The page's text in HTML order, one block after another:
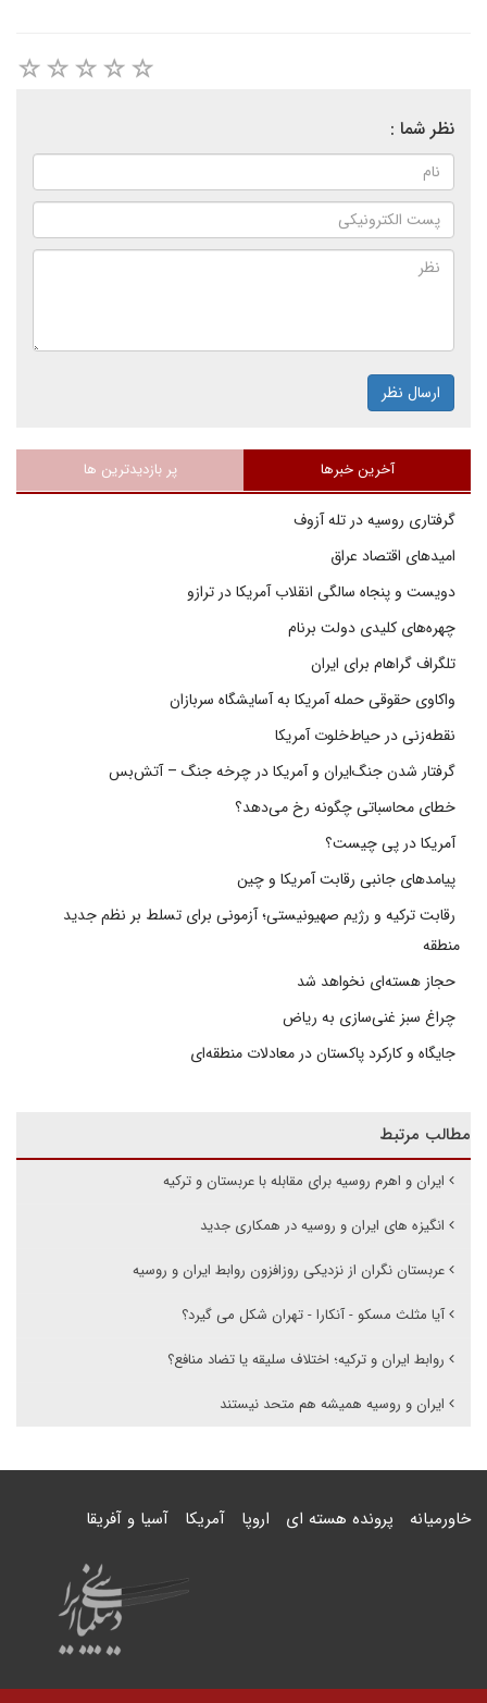
نظر شما :
ارسال نظر
آخرین خبرها پر بازدیدترین ها
گرفتاری روسیه در تله آزوف
امیدهای اقتصاد عراق
دویست و پنجاه سالگی انقلاب آمریکا در ترازو
چهره‌های کلیدی دولت برنام
تلگراف گراهام برای ایران
واکاوی حقوقی حمله آمریکا به آسایشگاه سربازان
نقطه‌زنی در حیاط‌خلوت آمریکا
گرفتار شدن جنگ‌ایران و آمریکا در چرخه جنگ – آتش‌بس
خطای محاسباتی چگونه رخ می‌دهد؟
آمریکا در پی چیست؟
پیامدهای جانبی رقابت آمریکا و چین
رقابت ترکیه و رژیم صهیونیستی؛ آزمونی برای تسلط بر نظم جدید
منطقه
حجاز هسته‌ای نخواهد شد
چراغ سبز غنی‌سازی به ریاض
جایگاه و کارکرد پاکستان در معادلات منطقه‌ای
مطالب مرتبط
ایران و اهرم روسیه برای مقابله با عربستان و ترکیه
انگیزه های ایران و روسیه در همکاری جدید
عربستان نگران از نزدیکی روزافزون روابط ایران و روسیه
آیا مثلث مسکو - آنکارا - تهران شکل می گیرد؟
روابط ایران و ترکیه؛ اختلاف سلیقه یا تضاد منافع؟
ایران و روسیه همیشه هم متحد نیستند
خاورمیانه پرونده هسته ای اروپا آمریکا آسیا و آفریقا